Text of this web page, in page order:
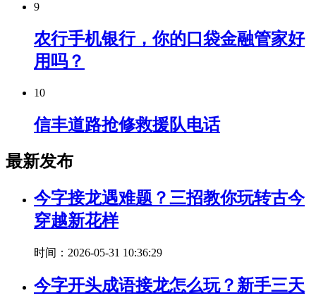
9
农行手机银行，你的口袋金融管家好
用吗？
10
信丰道路抢修救援队电话
最新发布
今字接龙遇难题？三招教你玩转古今
穿越新花样
时间：2026-05-31 10:36:29
今字开头成语接龙怎么玩？新手三天